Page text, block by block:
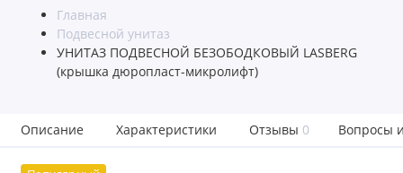
Главная
Подвесной унитаз
УНИТАЗ ПОДВЕСНОЙ БЕЗОБОДКОВЫЙ LASBERG
(крышка дюропласт-микролифт)
Описание Характеристики Отзывы 0 Вопросы